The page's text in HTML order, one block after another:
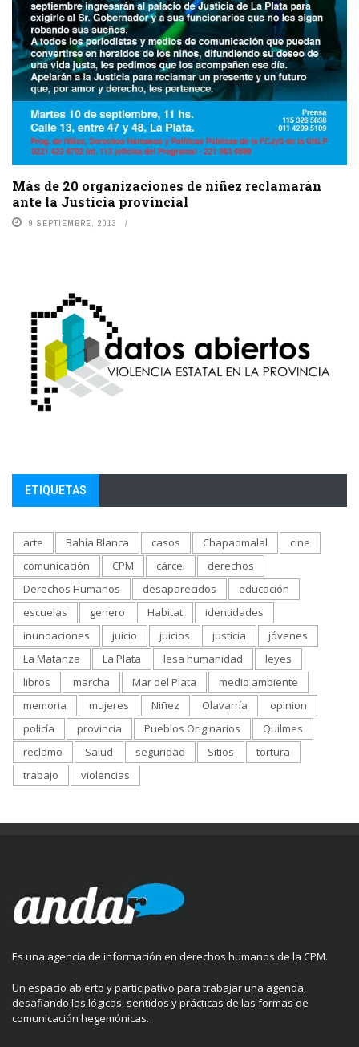
Más de 20 organizaciones de niñez reclamarán
ante la Justicia provincial
9 SEPTIEMBRE, 2013
ETIQUETAS
arte Bahía Blanca casos Chapadmalal
cine
comunicación
CPM cárcel
derechos
Derechos Humanos
desaparecidos
educación
escuelas
genero Habitat
identidades
inundaciones
juicio juicios justicia
jóvenes
La Matanza
La Plata lesa humanidad
leyes
libros
marcha Mar del Plata
medio ambiente
memoria
mujeres Niñez Olavarría
opinion
policía
provincia Pueblos Originarios
Quilmes
reclamo
Salud seguridad Sitios
tortura
trabajo
violencias
Es una agencia de información en derechos humanos de la CPM.
Un espacio abierto y participativo para trabajar una agenda,
desafiando las lógicas, sentidos y prácticas de las formas de
comunicación hegemónicas.